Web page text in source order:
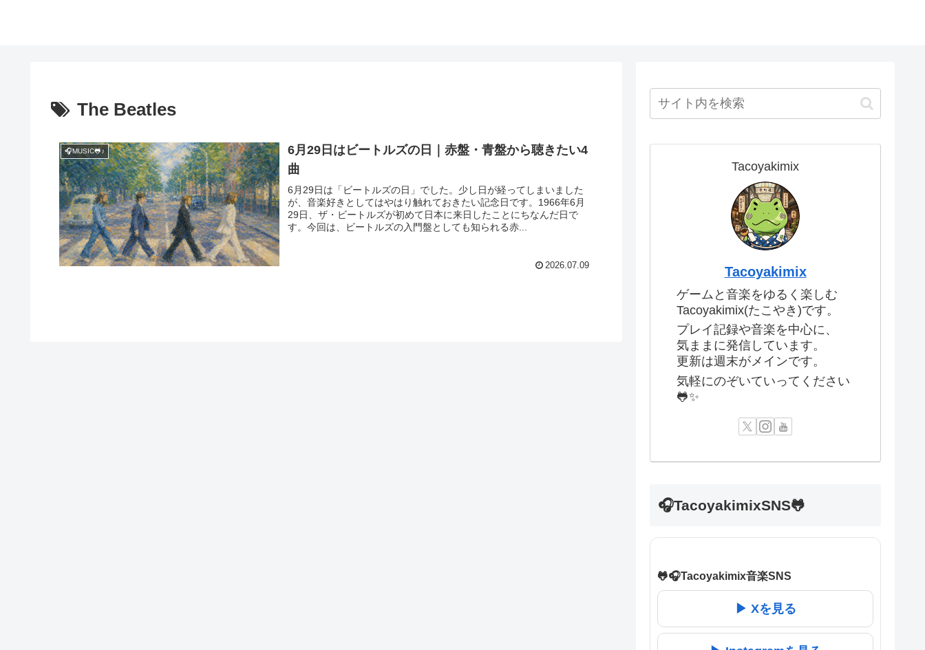
The Beatles
🎧MUSIC🐸♪
6月29日はビートルズの日｜赤盤・青盤から聴きたい4
曲
6月29日は「ビートルズの日」でした。少し日が経ってしまいました
が、音楽好きとしてはやはり触れておきたい記念日です。1966年6月
29日、ザ・ビートルズが初めて日本に来日したことにちなんだ日で
す。今回は、ビートルズの入門盤としても知られる赤...
2026.07.09
Tacoyakimix
Tacoyakimix
ゲームと音楽をゆるく楽しむ
Tacoyakimix(たこやき)です。
プレイ記録や音楽を中心に、
気ままに発信しています。
更新は週末がメインです。
気軽にのぞいていってください
🐸✨
🎧TacoyakimixSNS🐸
🐸🎧Tacoyakimix音楽SNS
▶ Xを見る